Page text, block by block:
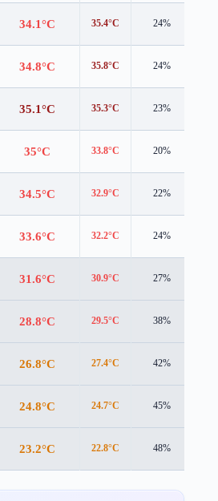
34.1°C 35.4°C 24%
34.8°C 35.8°C 24%
35.1°C 35.3°C 23%
35°C 33.8°C 20%
34.5°C 32.9°C 22%
33.6°C 32.2°C 24%
31.6°C 30.9°C 27%
28.8°C 29.5°C 38%
26.8°C 27.4°C 42%
24.8°C 24.7°C 45%
23.2°C 22.8°C 48%